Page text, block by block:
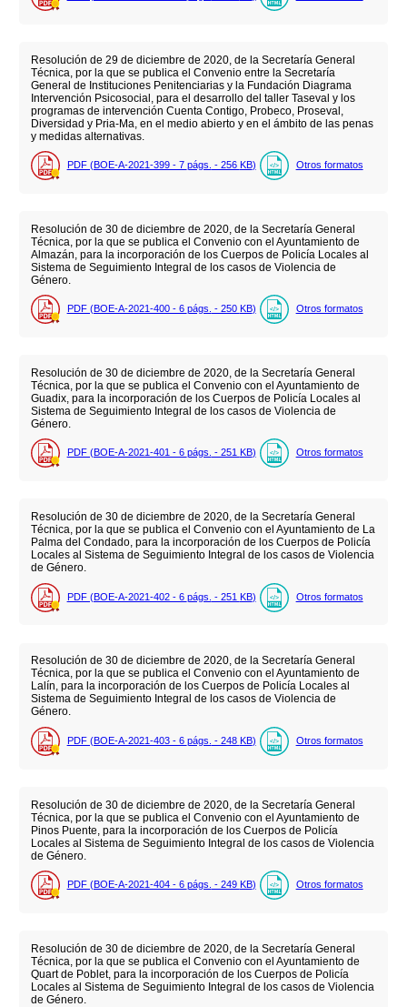
Resolución de 29 de diciembre de 2020, de la Secretaría General
Técnica, por la que se publica el Convenio entre la Secretaría
General de Instituciones Penitenciarias y la Fundación Diagrama
Intervención Psicosocial, para el desarrollo del taller Taseval y los
programas de intervención Cuenta Contigo, Probeco, Proseval,
Diversidad y Pria-Ma, en el medio abierto y en el ámbito de las penas
y medidas alternativas.
PDF (BOE-A-2021-399 - 7 págs. - 256 KB) Otros formatos
Resolución de 30 de diciembre de 2020, de la Secretaría General
Técnica, por la que se publica el Convenio con el Ayuntamiento de
Almazán, para la incorporación de los Cuerpos de Policía Locales al
Sistema de Seguimiento Integral de los casos de Violencia de
Género.
PDF (BOE-A-2021-400 - 6 págs. - 250 KB) Otros formatos
Resolución de 30 de diciembre de 2020, de la Secretaría General
Técnica, por la que se publica el Convenio con el Ayuntamiento de
Guadix, para la incorporación de los Cuerpos de Policía Locales al
Sistema de Seguimiento Integral de los casos de Violencia de
Género.
PDF (BOE-A-2021-401 - 6 págs. - 251 KB) Otros formatos
Resolución de 30 de diciembre de 2020, de la Secretaría General
Técnica, por la que se publica el Convenio con el Ayuntamiento de La
Palma del Condado, para la incorporación de los Cuerpos de Policía
Locales al Sistema de Seguimiento Integral de los casos de Violencia
de Género.
PDF (BOE-A-2021-402 - 6 págs. - 251 KB) Otros formatos
Resolución de 30 de diciembre de 2020, de la Secretaría General
Técnica, por la que se publica el Convenio con el Ayuntamiento de
Lalín, para la incorporación de los Cuerpos de Policía Locales al
Sistema de Seguimiento Integral de los casos de Violencia de
Género.
PDF (BOE-A-2021-403 - 6 págs. - 248 KB) Otros formatos
Resolución de 30 de diciembre de 2020, de la Secretaría General
Técnica, por la que se publica el Convenio con el Ayuntamiento de
Pinos Puente, para la incorporación de los Cuerpos de Policía
Locales al Sistema de Seguimiento Integral de los casos de Violencia
de Género.
PDF (BOE-A-2021-404 - 6 págs. - 249 KB) Otros formatos
Resolución de 30 de diciembre de 2020, de la Secretaría General
Técnica, por la que se publica el Convenio con el Ayuntamiento de
Quart de Poblet, para la incorporación de los Cuerpos de Policía
Locales al Sistema de Seguimiento Integral de los casos de Violencia
de Género.